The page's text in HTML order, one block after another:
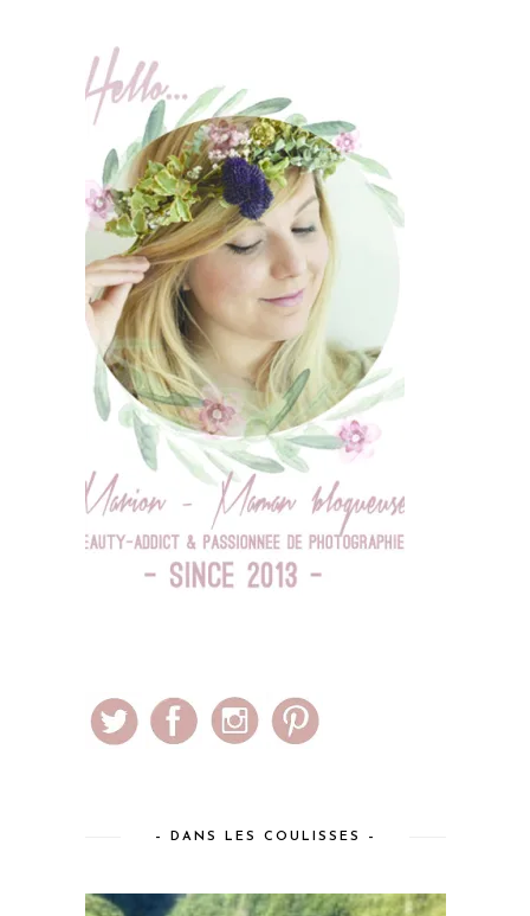
– DANS LES COULISSES –